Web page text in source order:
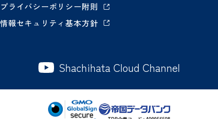
プライバシーポリシー附則
情報セキュリティ基本方針
Shachihata Cloud Channel